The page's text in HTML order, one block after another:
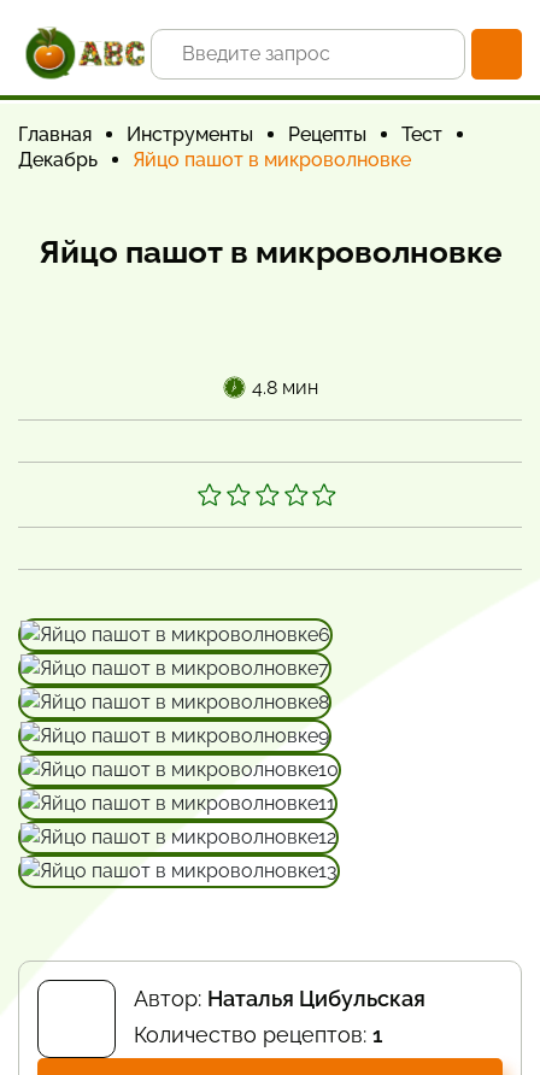
Главная Инструменты Рецепты
Тест
Декабрь
Яйцо пашот в микроволновке
Яйцо пашот в микроволновке
4.8 мин
Автор: Наталья Цибульская
Количество рецептов: 1